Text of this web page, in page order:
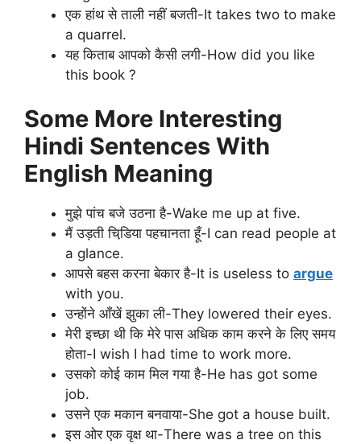
एक हांथ से ताली नहीं बजती-It takes two to make
a quarrel.
यह किताब आपको कैसी लगी-How did you like
this book ?
Some More Interesting
Hindi Sentences With
English Meaning
मुझे पांच बजे उठना है-Wake me up at five.
मैं उड़ती चिडि़या पहचानता हूँ-I can read people at
a glance.
आपसे बहस करना बेकार है-It is useless to argue
with you.
उन्होंने आँखें झुका ली-They lowered their eyes.
मेरी इच्छा थी कि मेरे पास अधिक काम करने के लिए समय
होता-I wish I had time to work more.
उसको कोई काम मिल गया है-He has got some
job.
उसने एक मकान बनवाया-She got a house built.
इस ओर एक वृक्ष था-There was a tree on this